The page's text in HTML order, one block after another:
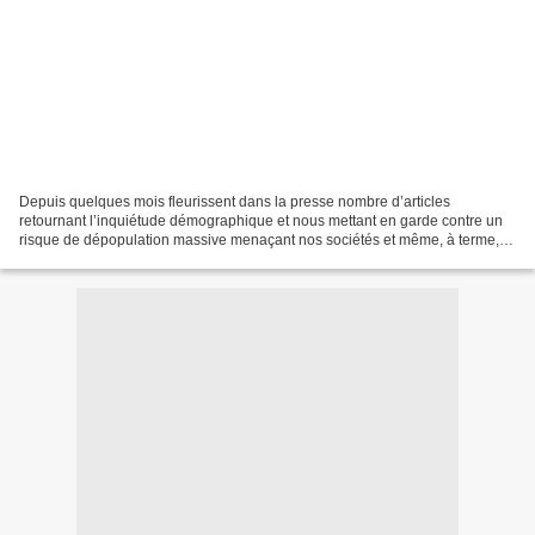
Depuis quelques mois fleurissent dans la presse nombre d’articles
retournant l’inquiétude démographique et nous mettant en garde contre un
risque de dépopulation massive menaçant nos sociétés et même, à terme,